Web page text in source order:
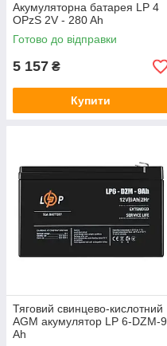
Акумуляторна батарея LP 4
OPzS 2V - 280 Ah
Готово до відправки
5 157 ₴
Купити
Тяговий свинцево-кислотний
AGM акумулятор LP 6-DZM-9
Ah